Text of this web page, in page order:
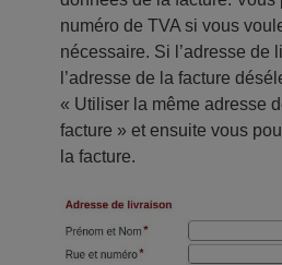
numéro de TVA si vous
nécessaire. Si l’adresse de
l’adresse de la facture
« Utiliser la même adresse
facture » et ensuite vous
la facture.